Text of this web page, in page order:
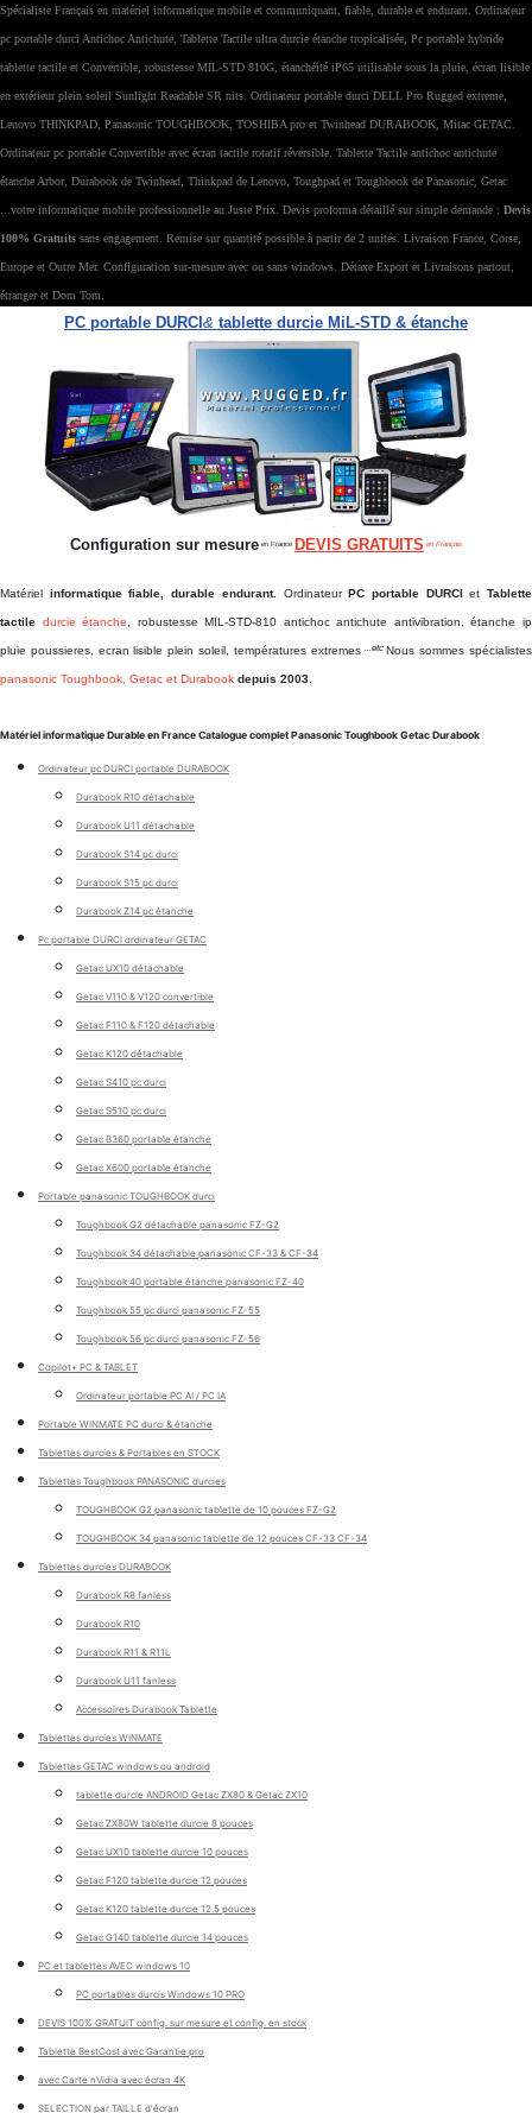
Spécialiste Français en matériel informatique mobile et communiquant, fiable, durable et endurant. Ordinateur
pc portable durci Antichoc Antichute, Tablette Tactile ultra durcie étanche tropicalisée, Pc portable hybride
tablette tactile et Convertible, robustesse MIL-STD 810G, étanchéité iP65 utilisable sous la pluie, écran lisible
en extérieur plein soleil Sunlight Readable SR nits. Ordinateur portable durci DELL Pro Rugged extreme,
Lenovo THINKPAD, Panasonic TOUGHBOOK, TOSHIBA pro et Twinhead DURABOOK, Mitac GETAC.
Ordinateur pc portable Convertible avec écran tactile rotatif réversible. Tablette Tactile antichoc antichute
étanche Arbor, Durabook de Twinhead, Thinkpad de Lenovo, Toughpad et Toughbook de Panasonic, Getac
...votre informatique mobile professionnelle au Juste Prix. Devis proforma détaillé sur simple demande : Devis
100% Gratuits sans engagement. Remise sur quantité possible à partir de 2 unités. Livraison France, Corse,
Europe et Outre Mer. Configuration sur-mesure avec ou sans windows. Détaxe Export et Livraisons partout,
étranger et Dom Tom.
PC portable DURCI& tablette durcie MiL-STD & étanche
Configuration sur mesure en France DEVIS GRATUITS en Français
Matériel informatique fiable, durable endurant. OrdinateurPC portable DURCIet Tablette
tactile durcie étanche, robustesse MIL-STD-810 antichoc antichute antivibration, étanche ip
pluie poussieres, ecran lisible plein soleil, températures extremes ...etcNous sommes spécialistes
panasonic Toughbook, Getac et Durabook depuis 2003.
Matériel informatique Durable en France Catalogue complet Panasonic Toughbook Getac Durabook
Ordinateur pc DURCI portable DURABOOK
Durabook R10 détachable
Durabook U11 détachable
Durabook S14 pc durci
Durabook S15 pc durci
Durabook Z14 pc étanche
Pc portable DURCI ordinateur GETAC
Getac UX10 détachable
Getac V110 & V120 convertible
Getac F110 & F120 détachable
Getac K120 détachable
Getac S410 pc durci
Getac S510 pc durci
Getac B360 portable étanche
Getac X600 portable étanche
Portable panasonic TOUGHBOOK durci
Toughbook G2 détachable panasonic FZ-G2
Toughbook 34 détachable panasonic CF-33 & CF-34
Toughbook 40 portable étanche panasonic FZ-40
Toughbook 55 pc durci panasonic FZ-55
Toughbook 56 pc durci panasonic FZ-56
Copilot+ PC & TABLET
Ordinateur portable PC AI / PC IA
Portable WINMATE PC durci & étanche
Tablettes durcies & Portables en STOCK
Tablettes Toughbook PANASONIC durcies
TOUGHBOOK G2 panasonic tablette de 10 pouces FZ-G2
TOUGHBOOK 34 panasonic tablette de 12 pouces CF-33 CF-34
Tablettes durcies DURABOOK
Durabook R8 fanless
Durabook R10
Durabook R11 & R11L
Durabook U11 fanless
Accessoires Durabook Tablette
Tablettes durcies WINMATE
Tablettes GETAC windows ou android
tablette durcie ANDROID Getac ZX80 & Getac ZX10
Getac ZX80W tablette durcie 8 pouces
Getac UX10 tablette durcie 10 pouces
Getac F120 tablette durcie 12 pouces
Getac K120 tablette durcie 12.5 pouces
Getac G140 tablette durcie 14 pouces
PC et tablettes AVEC windows 10
PC portables durcis Windows 10 PRO
DEVIS 100% GRATUIT config. sur mesure et config. en stock
Tablette BestCost avec Garantie pro
avec Carte nVidia avec écran 4K
SELECTION par TAILLE d'écran